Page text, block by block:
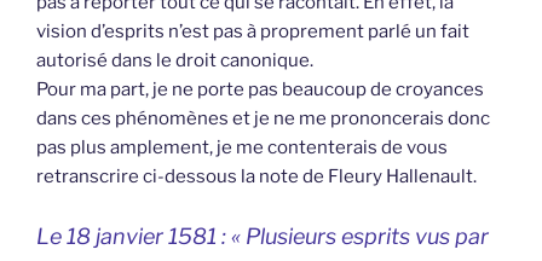
vision d’esprits n’est pas à proprement parlé un fait
autorisé dans le droit canonique.
Pour ma part, je ne porte pas beaucoup de croyances
dans ces phénomènes et je ne me prononcerais donc
pas plus amplement, je me contenterais de vous
retranscrire ci-dessous la note de Fleury Hallenault.
Le 18 janvier 1581 : « Plusieurs esprits vus par